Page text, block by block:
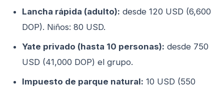
Lancha rápida (adulto): desde 120 USD (6,600
DOP). Niños: 80 USD.
Yate privado (hasta 10 personas): desde 750
USD (41,000 DOP) el grupo.
Impuesto de parque natural: 10 USD (550